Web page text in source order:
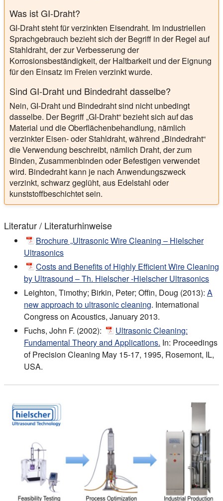
Was ist GI-Draht?
GI-Draht steht für verzinkten Eisendraht. Im industriellen
Sprachgebrauch bezieht sich der Begriff in der Regel auf
Stahldraht, der zur Verbesserung der
Korrosionsbeständigkeit, der Haltbarkeit und der Eignung
für den Einsatz im Freien verzinkt wurde.
Sind GI-Draht und Bindedraht dasselbe?
Nein, GI-Draht und Bindedraht sind nicht unbedingt
dasselbe. Der Begriff „GI-Draht“ bezieht sich auf das
Material und die Oberflächenbehandlung, nämlich
verzinkter Eisen- oder Stahldraht, während „Bindedraht“
die Verwendung beschreibt, nämlich Draht, der zum
Binden, Zusammenbinden oder Befestigen verwendet
wird. Bindedraht kann je nach Anwendungszweck
verzinkt, schwarz geglüht, aus Edelstahl oder
kunststoffbeschichtet sein.
Literatur / Literaturhinweise
Brochure „Ultrasonic Wire Cleaning – Hielscher
Ultrasonics
Costs and Benefits of Highly Efficient Wire Cleaning
by Ultrasound – Th. Hielscher -Hielscher Ultrasonics
Leighton, Timothy; Birkin, Peter; Offin, Doug (2013): A
new approach to ultrasonic cleaning. International
Congress on Acoustics, January 2013.
Fuchs, John F. (2002):
Ultrasonic Cleaning:
Fundamental Theory and Applications. In: Proceedings
of Precision Cleaning May 15-17, 1995, Rosemont, IL,
USA.